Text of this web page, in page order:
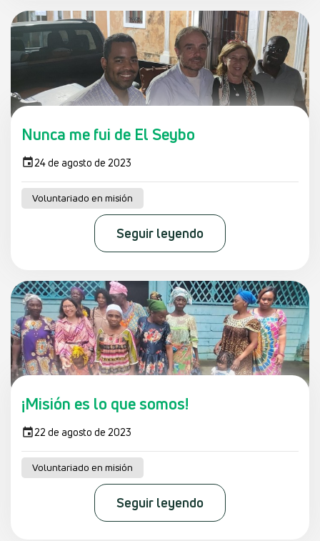
Nunca me fui de El Seybo
24 de agosto de 2023
Voluntariado en misión
Seguir leyendo
¡Misión es lo que somos!
22 de agosto de 2023
Voluntariado en misión
Seguir leyendo